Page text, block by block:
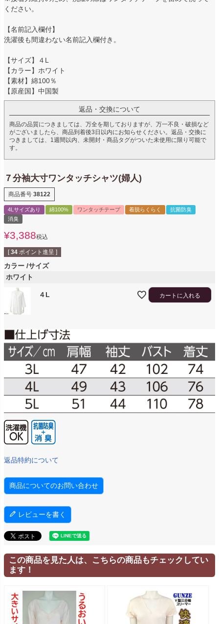
ください。
【名前記入欄付】
洗濯後も間違わない名前記入欄付き。
【サイズ】４L
【カラー】ホワイト
【素材】綿100％
【原産国】中国製
返品・交換について
商品の品質につきましては、万全を期しておりますが、万一不良・破損など
がございましたら、商品到着後3日以内にお知らせください。返品・交換に
つきましては、1週間以内、未開封・商品タグがついた未使用に限り可能で
す。
７分袖大寸ワンタッチシャツ(婦人)
商品番号 38122
4Lサイズあり 綿100% ワンタッチテープ 着脱らくらく
抗菌防臭
消臭
¥3,388税込
[ 34 ポイント進呈 ]
カラー サイズ
ホワイト
４L カートに入れる
返品特約について
商品についてのお問い合わせ
レビューを書く
この商品を見た人は、こちらの商品もチェックしてい
ます！